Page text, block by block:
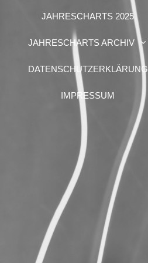
JAHRESCHARTS 2025
JAHRESCHARTS ARCHIV
DATENSCHUTZERKLÄRUNG
IMPRESSUM